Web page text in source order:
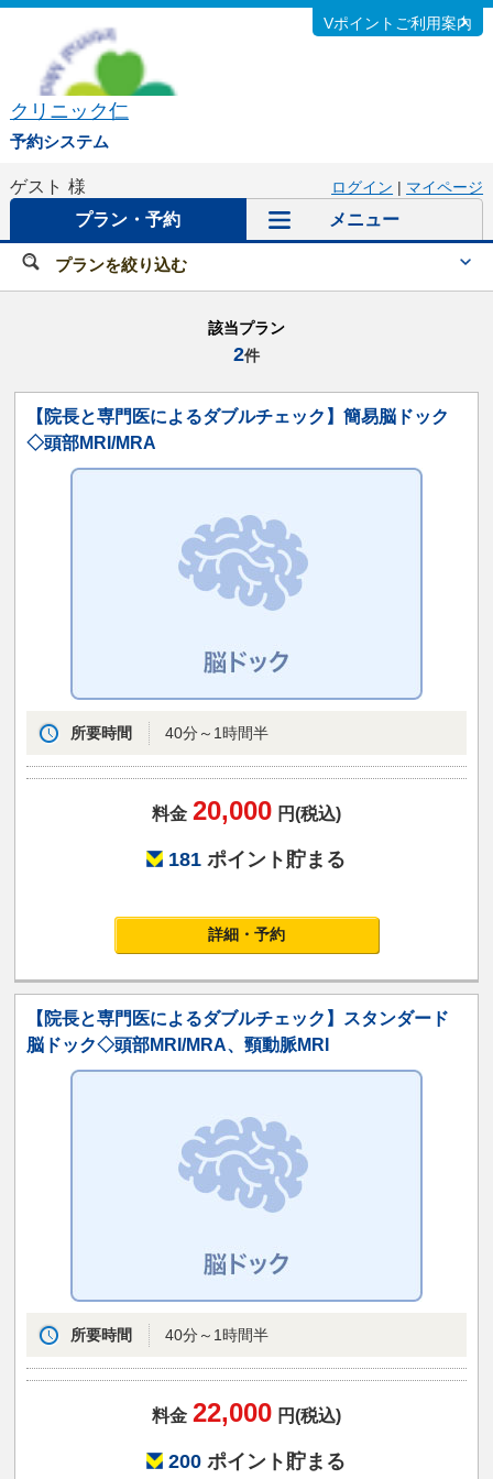
クリニック仁
予約システム
Vポイントご利用案内
ゲスト 様 ログイン | マイページ
プラン・予約 メニュー
プランを絞り込む
該当プラン
2件
【院長と専門医によるダブルチェック】簡易脳ドック
◇頭部MRI/MRA
所要時間 40分～1時間半
料金 20,000 円(税込)
181 ポイント貯まる
詳細・予約
【院長と専門医によるダブルチェック】スタンダード
脳ドック◇頭部MRI/MRA、頸動脈MRI
所要時間 40分～1時間半
料金 22,000 円(税込)
200 ポイント貯まる